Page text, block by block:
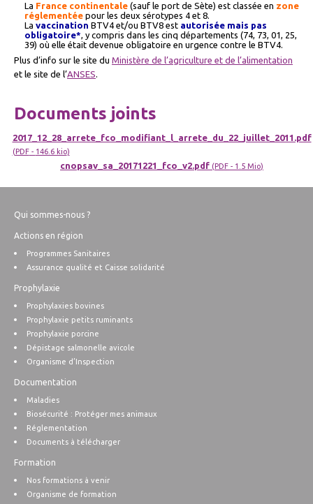
La France continentale (sauf le port de Sète) est classée en zone
réglementée pour les deux sérotypes 4 et 8.
La vaccination BTV4 et/ou BTV8 est autorisée mais pas
obligatoire*, y compris dans les cinq départements (74, 73, 01, 25,
39) où elle était devenue obligatoire en urgence contre le BTV4.
Plus d’info sur le site du Ministère de l’agriculture et de l’alimentation
et le site de l’ANSES.
Documents joints
2017_12_28_arrete_fco_modifiant_l_arrete_du_22_juillet_2011.pdf
(PDF- 146.6 kio)
cnopsav_sa_20171221_fco_v2.pdf (PDF - 1.5 Mio)
Qui sommes-nous ?
Actions en région
Programmes Sanitaires
Assurance qualité et Caisse solidarité
Prophylaxie
Prophylaxies bovines
Prophylaxie petits ruminants
Prophylaxie porcine
Dépistage salmonelle avicole
Organisme d’Inspection
Documentation
Maladies
Biosécurité : Protéger mes animaux
Réglementation
Documents à télécharger
Formation
Nos formations à venir
Organisme de formation